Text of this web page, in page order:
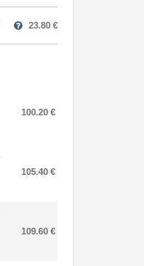
23.80 €
100.20 €
105.40 €
109.60 €